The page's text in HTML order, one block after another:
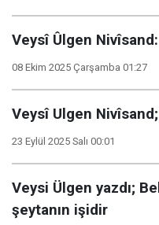
Veysî Ûlgen
08 Ekim 2025 Çarşamba 01:27
Veysî Ulgen
23 Eylül 2025 Salı 00:01
Veysi Ülgen yazdı;
şeytanın işidir